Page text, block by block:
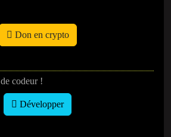
Don en crypto
codeur !
Développer